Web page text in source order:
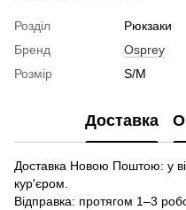
Розділ
Рюкзаки
Бренд
Osprey
Розмір
S/M
Доставка
Доставка Новою Поштою: у
кур'єром.
Відправка: протягом 1–3